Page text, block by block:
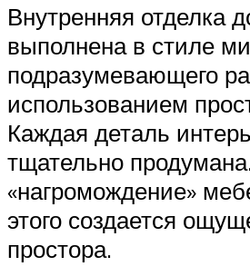
Внутренняя отделка
выполнена в стиле
подразумевающего
использованием
Каждая деталь
тщательно
«нагромождение»
этого создается
простора.